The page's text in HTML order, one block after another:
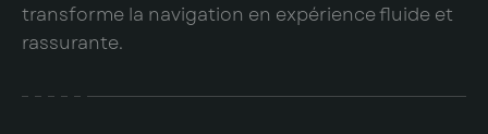
transforme la navigation en expérience fluide et
rassurante.